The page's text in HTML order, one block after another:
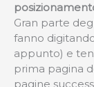
Gran parte
fanno
appunto) e
prima pagina
pagine